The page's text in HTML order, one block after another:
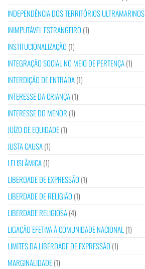
INDEPENDÊNCIA DOS TERRITÓRIOS ULTRAMARINOS
INIMPUTÁVEL ESTRANGEIRO (1)
INSTITUCIONALIZAÇÃO (1)
INTEGRAÇÃO SOCIAL NO MEIO DE PERTENÇA(1)
INTERDIÇÃO DE ENTRADA(1)
INTERESSE DA CRIANÇA(1)
INTERESSE DO MENOR (1)
JUÍZO DE EQUIDADE(1)
JUSTA CAUSA(1)
LEI ISLÂMICA(1)
LIBERDADE DE EXPRESSÃO (1)
LIBERDADE DE RELIGIÃO (1)
LIBERDADE RELIGIOSA(4)
LIGAÇÃO EFETIVA À COMUNIDADE NACIONAL (1)
LIMITES DA LIBERDADE DE EXPRESSÃO (1)
MARGINALIDADE(1)